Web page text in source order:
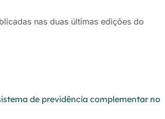
nas duas últimas edições do
de previdência complementar no